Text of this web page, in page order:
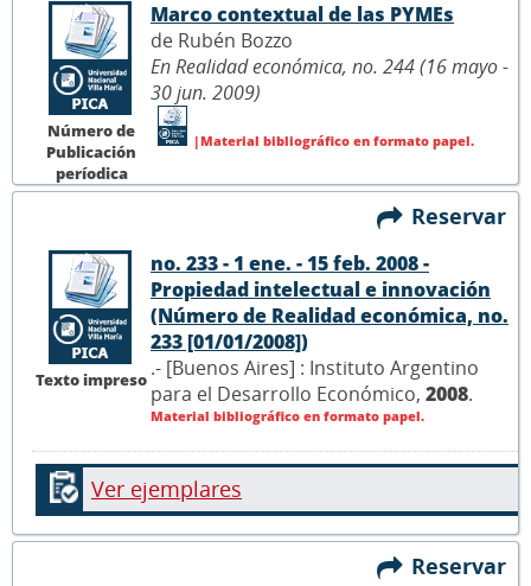
Número de
Publicación
períodica
Marco contextual de las PYMEs
de Rubén Bozzo
En Realidad económica, no. 244 (16 mayo -
30 jun. 2009)
|Material bibliográfico en formato papel.
Reservar
Texto impreso
no. 233 - 1 ene. - 15 feb. 2008 -
Propiedad intelectual e innovación
(Número de Realidad económica, no.
233 [01/01/2008])
.- [Buenos Aires] : Instituto Argentino
para el Desarrollo Económico, 2008.
Material bibliográfico en formato papel.
Ver ejemplares
Reservar